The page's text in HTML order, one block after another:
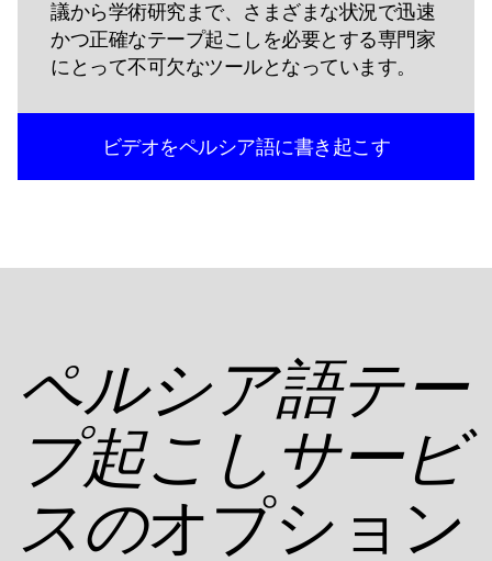
議から学術研究まで、さまざまな状況で迅速
かつ正確なテープ起こしを必要とする専門家
にとって不可欠なツールとなっています。
ビデオをペルシア語に書き起こす
ペルシア語テー
プ起こしサービ
スのオプション